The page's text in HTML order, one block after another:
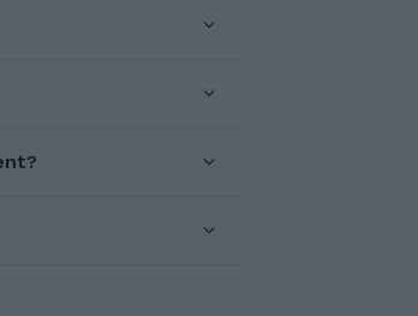
2018 habe ich in
Abitur gemacht. Meine